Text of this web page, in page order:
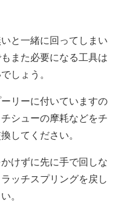
と一緒に回ってしまい
また必要になる工具は
しょう。
リーに付いていますの
シューの摩耗などをチ
してください。
けずに先に手で回しな
ッチスプリングを戻し
。